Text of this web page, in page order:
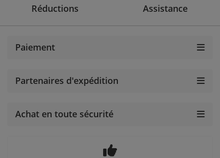
Réductions Assistance
Paiement
Partenaires d'expédition
Achat en toute sécurité